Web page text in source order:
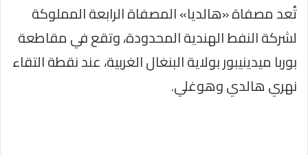
تُعد مصفاة «هالديا» المصفاة الرابعة المملوكة
لشركة النفط الهندية المحدودة، وتقع في مقاطعة
بوربا ميدينيبور بولاية البنغال الغربية، عند نقطة التقاء
نهري هالدي وهوغلي.